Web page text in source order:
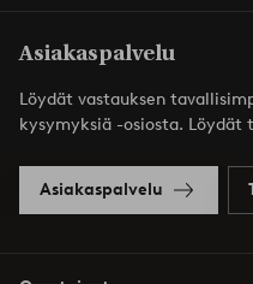
Asiakaspalvelu
Löydät vastauksen
kysymyksiä -osiosta.
Asiakaspalvelu